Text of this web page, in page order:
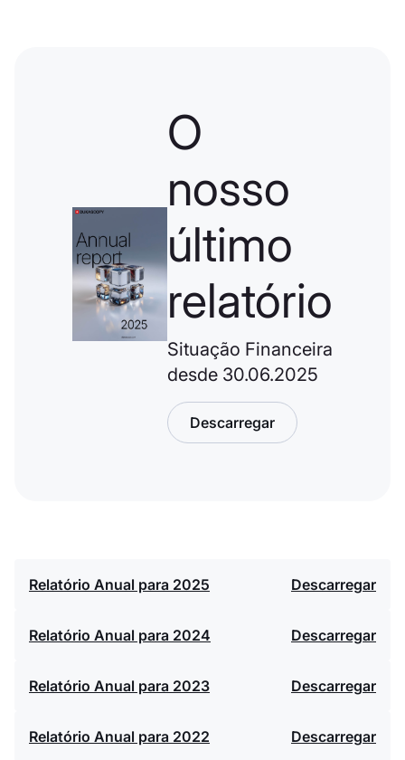
O
nosso
último
relatório
Situação Financeira
desde 30.06.2025
Descarregar
Relatório Anual para 2025 Descarregar
Relatório Anual para 2024 Descarregar
Relatório Anual para 2023 Descarregar
Relatório Anual para 2022 Descarregar